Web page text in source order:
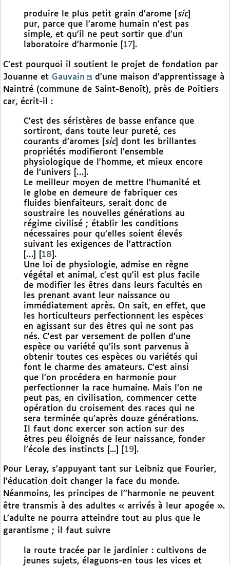
produire le plus petit grain d’arome [ sic]
pur, parce que l’arome humain n’est pas
simple, et qu’il ne peut sortir que d’un
laboratoire d’harmonie
17 .
C’est pourquoi il soutient le projet de fondation par
Jouanne et Gauvain
d’une maison d’apprentissage à
Naintré (commune de Saint-Benoît), près de Poitiers
car, écrit-il :
C’est des séristères de basse enfance que
sortiront, dans toute leur pureté, ces
courants d’aromes [ sic] dont les brillantes
propriétés modifieront l’ensemble
physiologique de l’homme, et mieux encore
de l’univers […].
Le meilleur moyen de mettre l’humanité et
le globe en demeure de fabriquer ces
fluides bienfaiteurs, serait donc de
soustraire les nouvelles générations au
régime civilisé ; établir les conditions
nécessaires pour qu’elles soient élevés
suivant les exigences de l’attraction
[…]
18 .
Une loi de physiologie, admise en règne
végétal et animal, c’est qu’il est plus facile
de modifier les êtres dans leurs facultés en
les prenant avant leur naissance ou
immédiatement après. On sait, en effet, que
les horticulteurs perfectionnent les espèces
en agissant sur des êtres qui ne sont pas
nés. C’est par versement de pollen d’une
espèce ou variété qu’ils sont parvenus à
obtenir toutes ces espèces ou variétés qui
font le charme des amateurs. C’est ainsi
que l’on procédera en harmonie pour
perfectionner la race humaine. Mais l’on ne
peut pas, en civilisation, commencer cette
opération du croisement des races qui ne
sera terminée qu’après douze générations.
Il faut donc exercer son action sur des
êtres peu éloignés de leur naissance, fonder
l’école des instincts [...]
19 .
Pour Leray, s’appuyant tant sur Leibniz que Fourier,
l’éducation doit changer la face du monde.
Néanmoins, les principes de l’’harmonie ne peuvent
être transmis à des adultes « arrivés à leur apogée ».
L’adulte ne pourra atteindre tout au plus que le
garantisme ; il faut suivre
la route tracée par le jardinier : cultivons de
jeunes sujets, élaguons-en tous les vices et